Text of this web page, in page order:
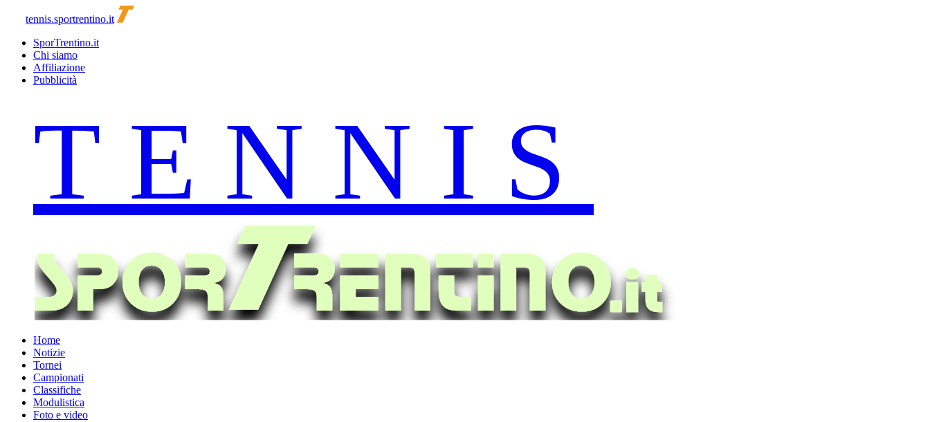
tennis.sportrentino.it
SporTrentino.it
Chi siamo
Affiliazione
Pubblicità
Home
Notizie
Tornei
Campionati
Classifiche
Modulistica
Foto e video